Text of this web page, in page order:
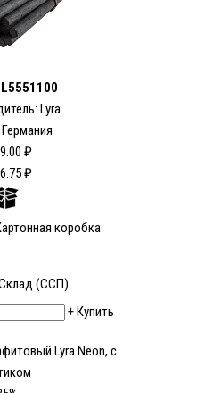
L5551100
Lyra
₽
₽
коробка
(ССП)
+Купить
Lyra Neon, с